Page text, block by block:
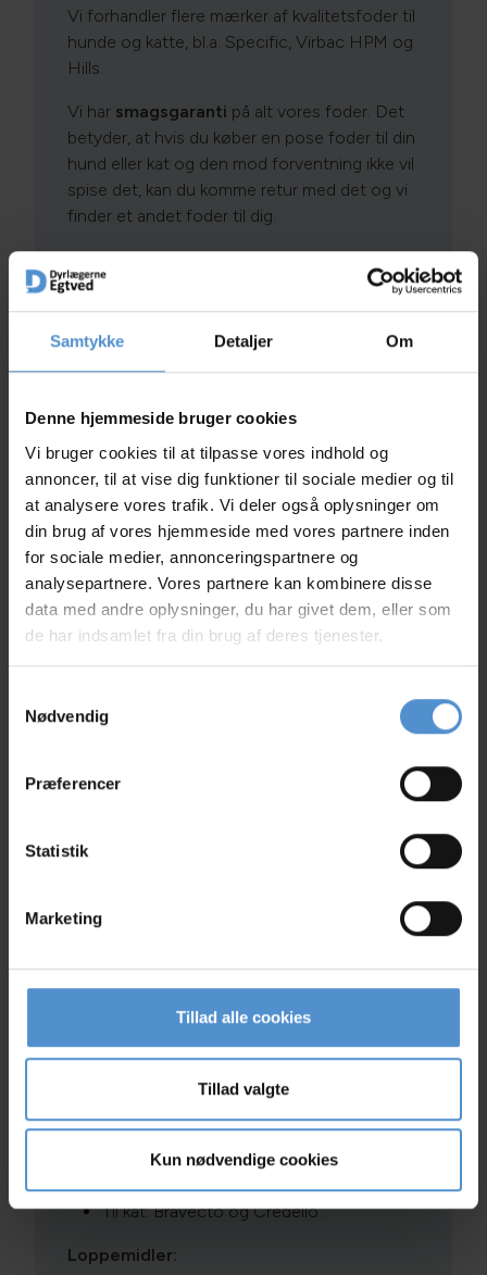
Samtykke Detaljer Om
Denne hjemmeside bruger cookies
Vi bruger cookies til at tilpasse vores indhold og
annoncer, til at vise dig funktioner til sociale medier og til
at analysere vores trafik. Vi deler også oplysninger om
din brug af vores hjemmeside med vores partnere inden
for sociale medier, annonceringspartnere og
analysepartnere. Vores partnere kan kombinere disse
data med andre oplysninger, du har givet dem, eller som
de har indsamlet fra din brug af deres tjenester.
Nødvendig
Præferencer
Statistik
Marketing
Tillad alle cookies
Tillad valgte
Kun nødvendige cookies
Vi forhandler flere mærker af kvalitetsfoder til
hunde og katte, bl.a. Specific, Virbac HPM og
Hills.
Vi har smagsgaranti på alt vores foder. Det
betyder, at hvis du køber en pose foder til din
hund eller kat og den mod forventning ikke vil
spise det, kan du komme retur med det og vi
finder et andet foder til dig.
De fleste af vores fodermærker, har en
rabatordning , hvor du kan få hver X antal gratis.
Det er dog forskelligt fra mærke til mærke, så hør
nærmere i butikken.
Storkunderabat er også en mulighed hvis du vil
købe flere poser samtidig. Hvis dit kæledyr er
tilmeldt Vetplan, kan du få hver 5. pose Specific
eller Virbac gratis.
Loppe- og flåtmidler
Til hund: Bravecto.
Til kat: Bravecto og Credelio.
Loppemidler: